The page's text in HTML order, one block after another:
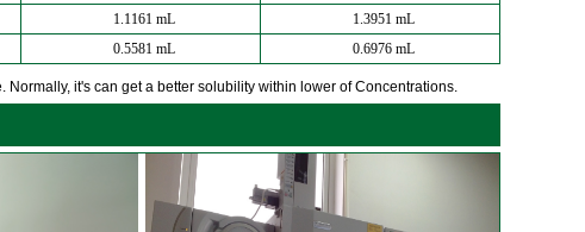
1.1161 mL
1.3951 mL
0.5581 mL 0.6976 mL
it's can get a better solubility within lower of Concentrations.